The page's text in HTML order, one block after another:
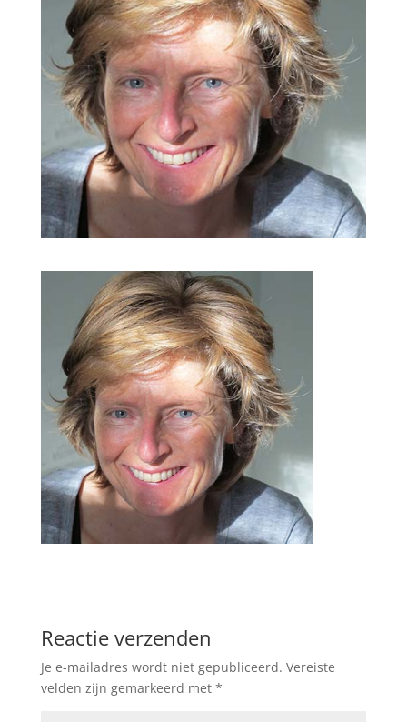
Reactie verzenden
Je e-mailadres wordt niet gepubliceerd. Vereiste
velden zijn gemarkeerd met *